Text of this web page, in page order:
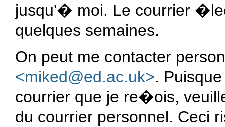
jusqu'� moi. Le courrier
quelques semaines.
On peut me contacter
<miked@ed.ac.uk>.
courrier que je re�ois,
du courrier personnel. Ceci